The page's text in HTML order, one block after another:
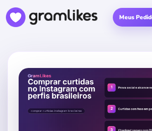
Pular para o conteúdo Meus